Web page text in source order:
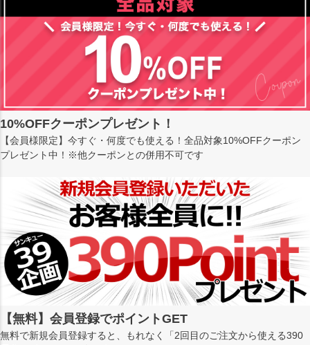
10%OFFクーポンプレゼント！
【会員様限定】今すぐ・何度でも使える！全品対象10%OFFクーポン
プレゼント中！※他クーポンとの併用不可です
【無料】会員登録でポイントGET
無料で新規会員登録すると、もれなく「2回目のご注文から使える390